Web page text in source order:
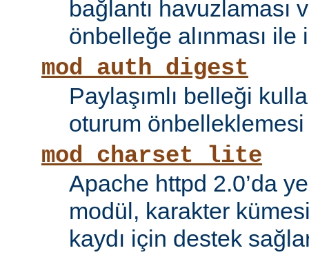
bağlantı havuzlaması
önbelleğe alınması ile
mod_auth_digest
Paylaşımlı belleği
oturum
mod_charset_lite
Apache httpd 2.0’da
modül, karakter
kaydı için destek